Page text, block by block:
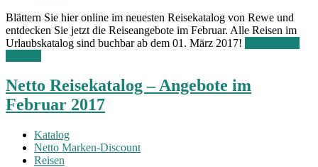
Blättern Sie hier online im neuesten Reisekatalog von Rewe und
entdecken Sie jetzt die Reiseangebote im Februar. Alle Reisen im
Urlaubskatalog sind buchbar ab dem 01. März 2017!
Netto Reisekatalog – Angebote im
Februar 2017
Katalog
Netto Marken-Discount
Reisen